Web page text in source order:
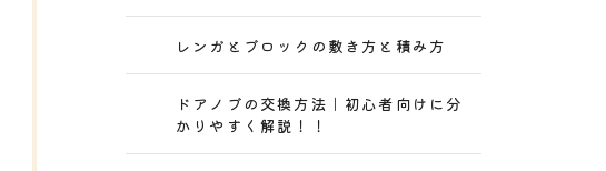
レンガとブロックの敷き方と積み方
ドアノブの交換方法｜初心者向けに分
かりやすく解説！！